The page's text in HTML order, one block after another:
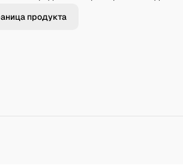
продукта